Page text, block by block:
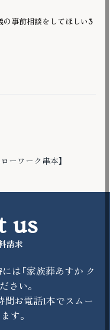
の事前相談をしてほしい3
ーワーク串本】
us
請求
は「家族葬あすか ク
さい。
お電話1本でスムー
す。